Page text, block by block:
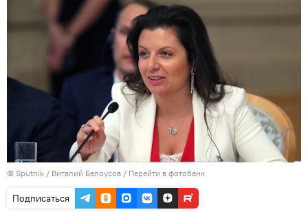
© Sputnik / Виталий Белоусов / Перейти в фотобанк
Подписаться